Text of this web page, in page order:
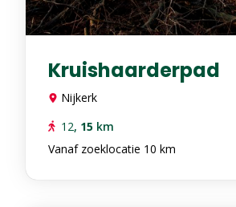
Kruishaarderpad
Nijkerk
12, 15 km
Vanaf zoeklocatie 10 km